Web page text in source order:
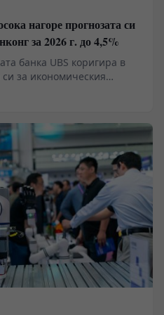
нагоре прогнозата си
за 2026 г. до 4,5%
банка UBS коригира в
си за икономическия
до 4,5% от предишната